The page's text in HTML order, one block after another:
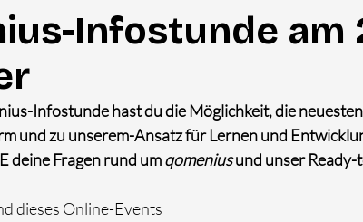
Infostunde am
Infostunde hast du die Möglichkeit, die
und zu unserem-Ansatz für Lernen und
deine Fragen rund um qomenius und unser
dieses Online-Events